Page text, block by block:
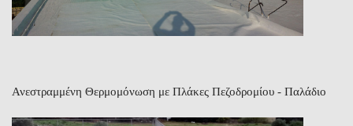
Ανεστραμμένη Θερμομόνωση με Πλάκες Πεζοδρομίου - Παλάδιο